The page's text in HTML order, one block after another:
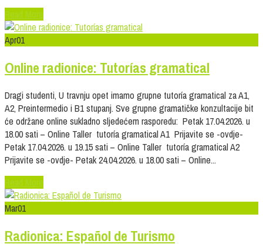
Read More
Apr01
Online radionice: Tutorías gramatical
Dragi studenti, U travnju opet imamo grupne tutoría gramatical za A1,
A2, Preintermedio i B1 stupanj. Sve grupne gramatičke konzultacije bit
će održane online sukladno sljedećem rasporedu: Petak 17.04.2026. u
18.00 sati – Online Taller tutoría gramatical A1 Prijavite se -ovdje-
Petak 17.04.2026. u 19.15 sati – Online Taller tutoría gramatical A2
Prijavite se -ovdje- Petak 24.04.2026. u 18.00 sati – Online...
Read More
Mar01
Radionica: Español de Turismo